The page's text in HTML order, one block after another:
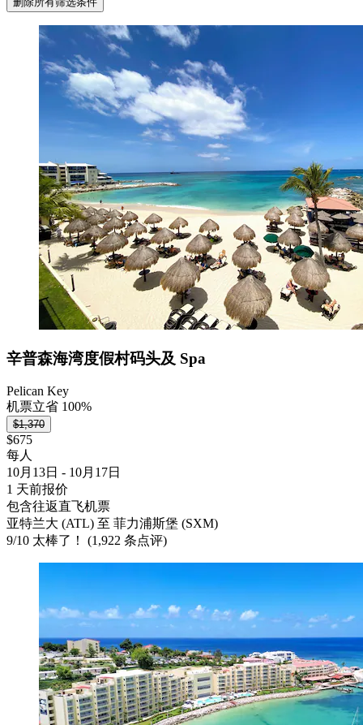
辛普森海湾度假村码头及 Spa
Pelican Key
机票立省 100%
$1,370
$675
每人
10月13日 - 10月17日
1 天前报价
包含往返直飞机票
亚特兰大 (ATL) 至 菲力浦斯堡 (SXM)
9/10 太棒了！ (1,922 条点评)